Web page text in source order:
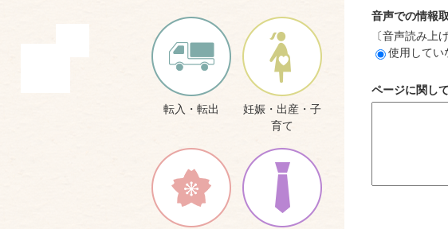
転入・転出
妊娠・出産・子
育て
音声での情報
〔音声読み上
使用してい
ページに関し